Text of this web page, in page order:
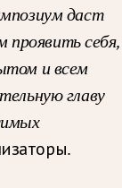
даст
себя,
и всем
главу